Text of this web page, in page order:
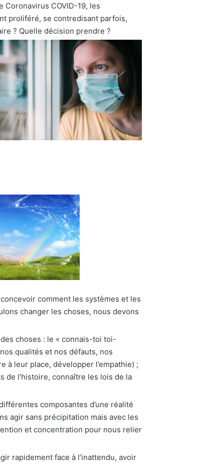
Coronavirus COVID-19, les
proliféré, se contredisant parfois,
? Quelle décision prendre ?
comment les systèmes et les
changer les choses, nous devons
choses : le « connais-toi toi-
qualités et nos défauts, nos
à leur place, développer l’empathie) ;
de l’histoire, connaître les lois de la
composantes d’une réalité
agir sans précipitation mais avec les
et concentration pour nous relier
rapidement face à l’inattendu, avoir